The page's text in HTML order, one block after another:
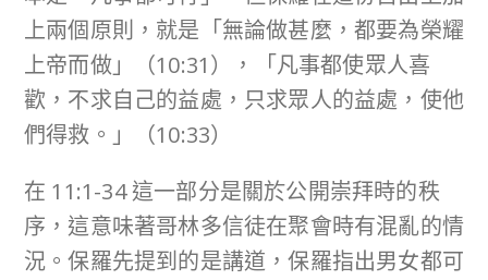
上兩個原則，就是「無論做甚麼，都要為榮耀
上帝而做」（10:31），「凡事都使眾人喜
歡，不求自己的益處，只求眾人的益處，使他
們得救。」（10:33）
在 11:1-34 這一部分是關於公開崇拜時的秩
序，這意味著哥林多信徒在聚會時有混亂的情
況。保羅先提到的是講道，保羅指出男女都可